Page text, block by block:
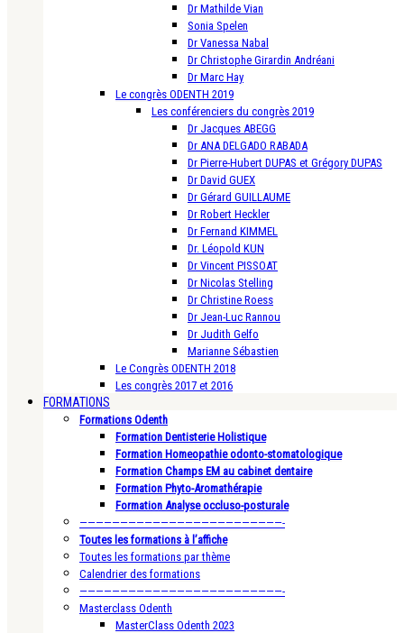
Dr Mathilde Vian
Sonia Spelen
Dr Vanessa Nabal
Dr Christophe Girardin Andréani
Dr Marc Hay
Le congrès ODENTH 2019
Les conférenciers du congrès 2019
Dr Jacques ABEGG
Dr ANA DELGADO RABADA
Dr Pierre-Hubert DUPAS et Grégory DUPAS
Dr David GUEX
Dr Gérard GUILLAUME
Dr Robert Heckler
Dr Fernand KIMMEL
Dr. Léopold KUN
Dr Vincent PISSOAT
Dr Nicolas Stelling
Dr Christine Roess
Dr Jean-Luc Rannou
Dr Judith Gelfo
Marianne Sébastien
Le Congrès ODENTH 2018
Les congrès 2017 et 2016
FORMATIONS
Formations Odenth
Formation Dentisterie Holistique
Formation Homeopathie odonto-stomatologique
Formation Champs EM au cabinet dentaire
Formation Phyto-Aromathérapie
Formation Analyse occluso-posturale
—————————————————————————-
Toutes les formations à l’affiche
Toutes les formations par thème
Calendrier des formations
—————————————————————————-
Masterclass Odenth
MasterClass Odenth 2023